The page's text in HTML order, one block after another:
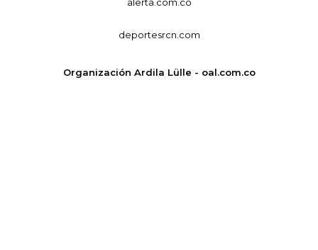
deportesrcn.com
Organización Ardila Lülle - oal.com.co